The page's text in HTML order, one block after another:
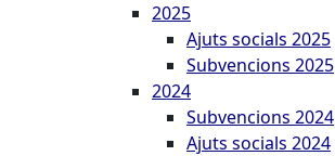
2025
Ajuts socials 2025
Subvencions 2025
2024
Subvencions 2024
Ajuts socials 2024